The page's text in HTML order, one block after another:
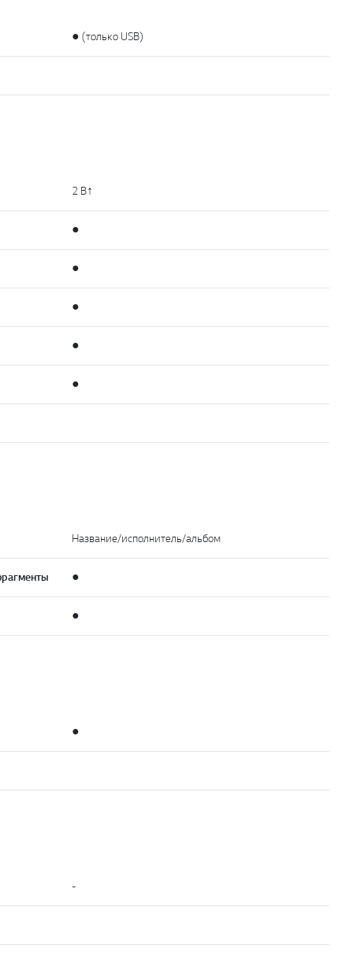
● (только USB)
2 В↑
●
●
●
●
●
Название/исполнитель/альбом
●
●
●
-